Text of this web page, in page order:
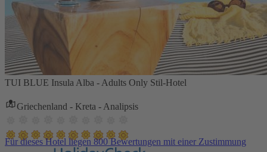
TUI BLUE Insula Alba - Adults Only Stil-Hotel
Griechenland - Kreta - Analipsis
Für dieses Hotel liegen 800 Bewertungen mit einer Zustimmung